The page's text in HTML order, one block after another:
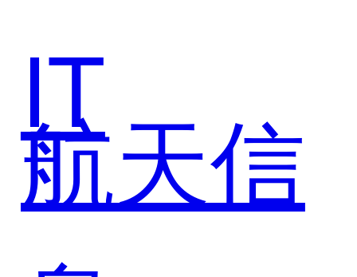
效客户
服务体
IT
航天信